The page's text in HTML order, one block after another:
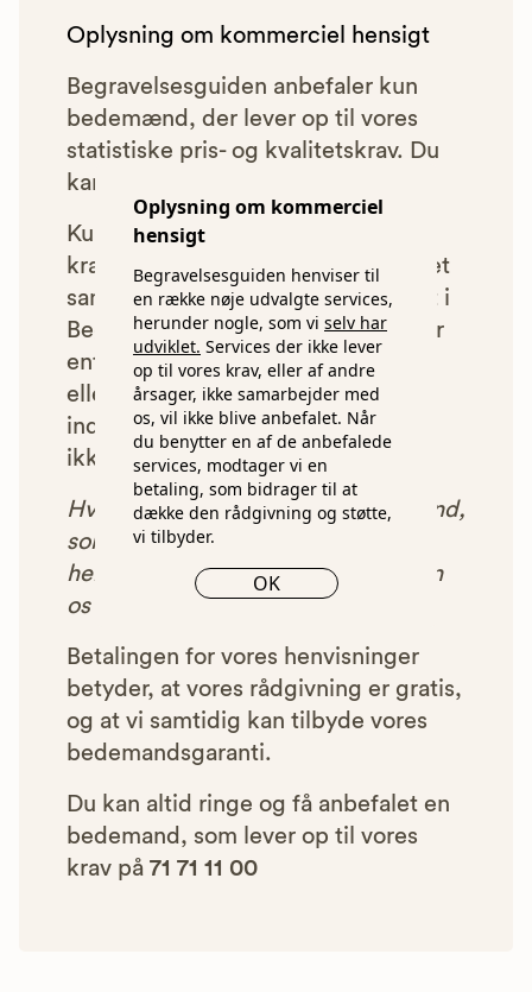
Oplysning om kommerciel
hensigt
Begravelsesguiden henviser til
en række nøje udvalgte services,
herunder nogle, som vi selv har
udviklet. Services der ikke lever
op til vores krav, eller af andre
årsager, ikke samarbejder med
os, vil ikke blive anbefalet. Når
du benytter en af de anbefalede
services, modtager vi en
betaling, som bidrager til at
dække den rådgivning og støtte,
vi tilbyder.
OK
Oplysning om kommerciel hensigt
Begravelsesguiden anbefaler kun
bedemænd, der lever op til vores
statistiske pris- og kvalitetskrav. Du
kan læse mere om vores krav
Kun bedemænd der lever op til
kravene har mulighed for at indgå et
samarbejde med os om at blive vist i
Begravelsesguiden. Bedemænd der
enten ikke lever op til vores krav,
eller som af andre årsager ikke har
indgået et samarbejde med os, vil
ikke blive vist i vores anbefalinger.
Hver gang du benytter en bedemand,
som vi har godkendt, anbefalet og
henvist dig til, betaler bedemanden
os et beløb for denne henvisning.
Betalingen for vores henvisninger
betyder, at vores rådgivning er gratis,
og at vi samtidig kan tilbyde vores
bedemandsgaranti.
Du kan altid ringe og få anbefalet en
bedemand, som lever op til vores
krav på 71 71 11 00